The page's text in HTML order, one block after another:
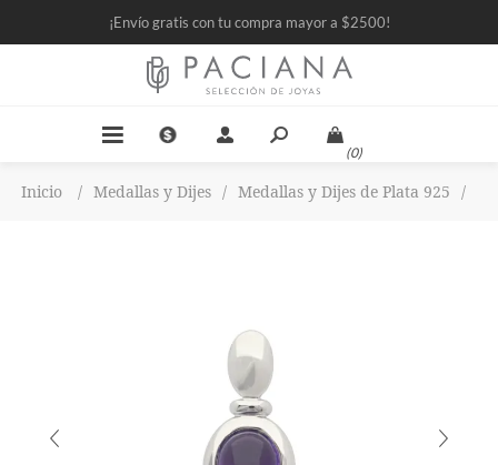
¡Envío gratis con tu compra mayor a $2500!
(0)
Inicio / Medallas y Dijes / Medallas y Dijes de Plata 925 /